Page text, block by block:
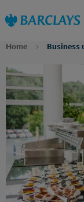
Startseite
Barrierefreiheit
Suche
Home Business